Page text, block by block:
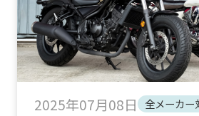
2025年07月08日 全メーカー